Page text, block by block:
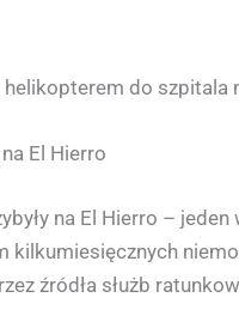
do szpitala
El Hierro
na El Hierro –
źródła służb